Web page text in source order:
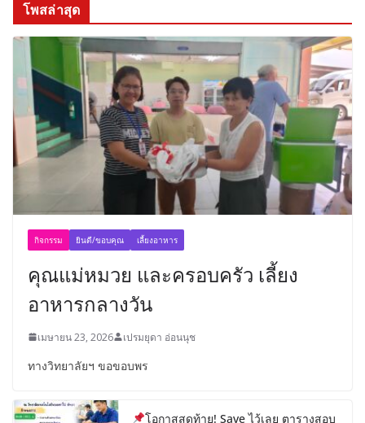
โพสล่าสุด
กิจกรรม ยินดี/ขอบคุณ เลี้ยงอาหาร
คุณแม่หมวย และครอบครัว เลี้ยง
อาหารกลางวัน
เมษายน 23, 2026 เปรมยุดา อ่อนนุช
ทางวิทยาลัยฯ ขอขอบพร
โอกาสสุดท้าย! Save ไว้เลย ตารางสอบ